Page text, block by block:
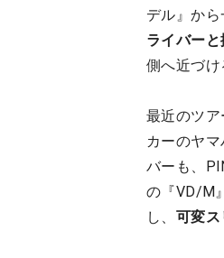
デル』から
ライバー
側へ近づけ
最近のツ
カーのヤマ
バーも、
の『VD/M
し、 可変